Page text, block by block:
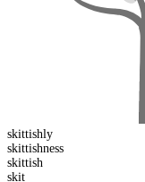
skittishly
skittishness
skittish
skit